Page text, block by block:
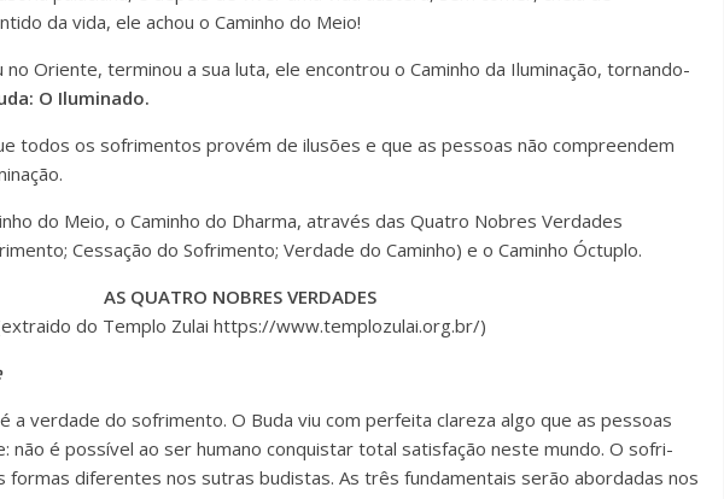
da vida, ele achou o Caminho do Meio!
no Oriente, terminou a sua luta, ele encontrou o Caminho da Iluminação, tornando-
O Iluminado.
todos os sofrimentos provém de ilusões e que as pessoas não compreendem
do Meio, o Caminho do Dharma, através das Quatro Nobres Verdades
Cessação do Sofrimento; Verdade do Caminho) e o Caminho Óctuplo.
AS QUATRO NOBRES VERDADES
do Templo Zulai https://www.templozulai.org.br/)
a verdade do sofri­men­to. O Buda viu com per­fei­ta cla­re­za algo que as pes­soas
não é possível ao ser huma­no con­quis­tar total satis­fa­ção neste mundo. O sofri­
diferentes nos sutras budis­tas. As três fundamentais serão abor­da­das nos